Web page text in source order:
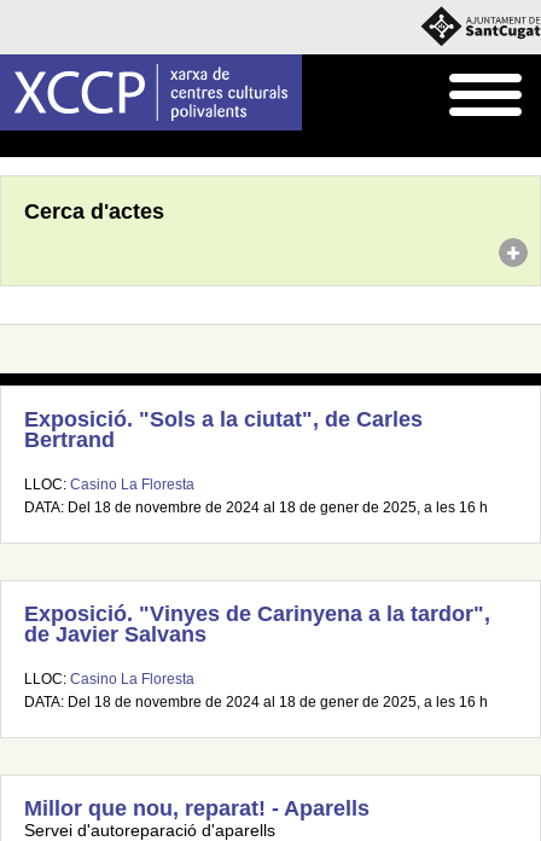
Cerca d'actes
Exposició. "Sols a la ciutat", de Carles
Bertrand
LLOC: Casino La Floresta
DATA: Del 18 de novembre de 2024 al 18 de gener de 2025, a les 16 h
Exposició. "Vinyes de Carinyena a la tardor",
de Javier Salvans
LLOC: Casino La Floresta
DATA: Del 18 de novembre de 2024 al 18 de gener de 2025, a les 16 h
Millor que nou, reparat! - Aparells
Servei d'autoreparació d'aparells